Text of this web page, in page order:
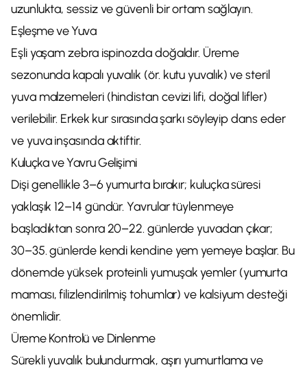
uzunlukta, sessiz ve güvenli bir ortam sağlayın.
Eşleşme ve Yuva
Eşli yaşam zebra ispinozda doğaldır. Üreme
sezonunda kapalı yuvalık (ör. kutu yuvalık) ve steril
yuva malzemeleri (hindistan cevizi lifi, doğal lifler)
verilebilir. Erkek kur sırasında şarkı söyleyip dans eder
ve yuva inşasında aktiftir.
Kuluçka ve Yavru Gelişimi
Dişi genellikle 3–6 yumurta bırakır; kuluçka süresi
yaklaşık 12–14 gündür. Yavrular tüylenmeye
başladıktan sonra 20–22. günlerde yuvadan çıkar;
30–35. günlerde kendi kendine yem yemeye başlar. Bu
dönemde yüksek proteinli yumuşak yemler (yumurta
maması, filizlendirilmiş tohumlar) ve kalsiyum desteği
önemlidir.
Üreme Kontrolü ve Dinlenme
Sürekli yuvalık bulundurmak, aşırı yumurtlama ve